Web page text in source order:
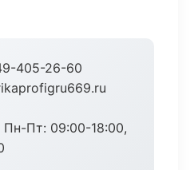
405-26-60
Пн-Пт: 09:00-18:00,